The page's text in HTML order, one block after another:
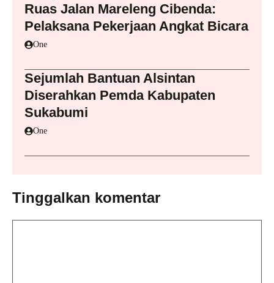
Ruas Jalan Mareleng Cibenda:
Pelaksana Pekerjaan Angkat Bicara
One
Sejumlah Bantuan Alsintan
Diserahkan Pemda Kabupaten
Sukabumi
One
Tinggalkan komentar